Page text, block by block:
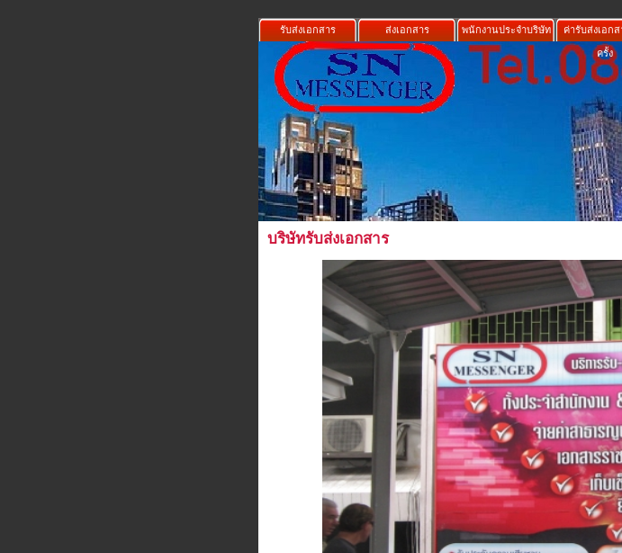
รับส่งเอกสาร ส่งเอกสาร พนักงานประจำบริษัท ค่ารับส่งเอกส
ครั้ง
บริษัทรับส่งเอกสาร